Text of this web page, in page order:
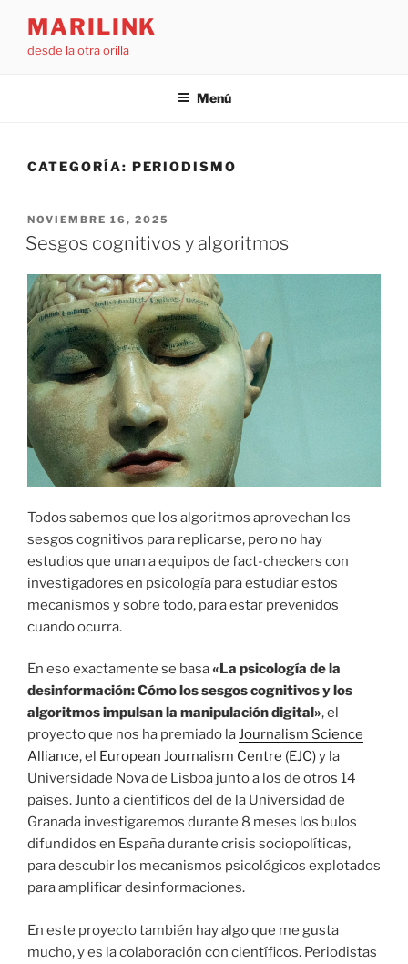
contenido
MARILINK
desde la otra orilla
Menú
CATEGORÍA: PERIODISMO
PUBLICADO
EL
NOVIEMBRE 16, 2025
Sesgos cognitivos y algoritmos
Todos sabemos que los algoritmos aprovechan los
sesgos cognitivos para replicarse, pero no hay
estudios que unan a equipos de fact-checkers con
investigadores en psicología para estudiar estos
mecanismos y sobre todo, para estar prevenidos
cuando ocurra.
En eso exactamente se basa«La psicología de la
desinformación: Cómo los sesgos cognitivos y los
algoritmos impulsan la manipulación digital», el
proyecto que nos ha premiado laJournalism Science
Alliance, el European Journalism Centre (EJC)y la
Universidade Nova de Lisboa junto a los de otros 14
países. Junto a científicos del de la Universidad de
Granada investigaremos durante 8 meses los bulos
difundidos en España durante crisis sociopolíticas,
para descubir los mecanismos psicológicos explotados
para amplificar desinformaciones.
En este proyecto también hay algo que me gusta
mucho, y es la colaboración con científicos. Periodistas